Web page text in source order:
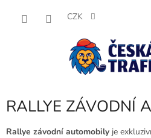
CZK
RALLYE ZÁVODNÍ
Rallye závodní automobily je